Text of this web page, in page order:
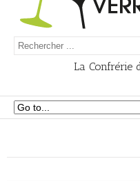
La Confrérie